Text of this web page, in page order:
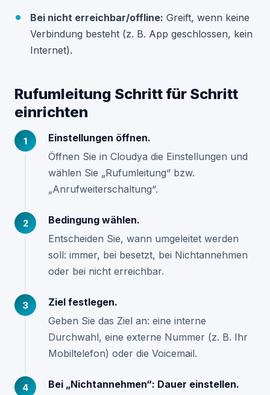
Bei nicht erreichbar/offline: Greift, wenn keine
Verbindung besteht (z. B. App geschlossen, kein
Internet).
Rufumleitung Schritt für Schritt
einrichten
Einstellungen öffnen.
Öffnen Sie in Cloudya die Einstellungen und
wählen Sie „Rufumleitung“ bzw.
„Anrufweiterschaltung“.
Bedingung wählen.
Entscheiden Sie, wann umgeleitet werden
soll: immer, bei besetzt, bei Nichtannehmen
oder bei nicht erreichbar.
Ziel festlegen.
Geben Sie das Ziel an: eine interne
Durchwahl, eine externe Nummer (z. B. Ihr
Mobiltelefon) oder die Voicemail.
Bei „Nichtannehmen“: Dauer einstellen.